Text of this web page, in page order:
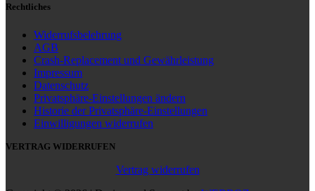
Rechtliches
Widerrufsbelehrung
AGB
Crash-Replacement und Gewährleistung
Impressum
Datenschutz
Privatsphäre-Einstellungen ändern
Historie der Privatsphäre-Einstellungen
Einwilligungen widerrufen
VERTRAG WIDERRUFEN
Vertrag widerrufen